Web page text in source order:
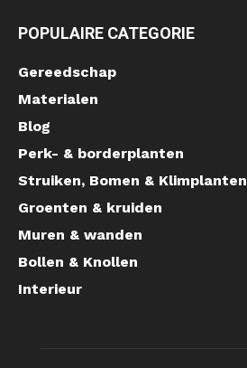
POPULAIRE CATEGORIE
Gereedschap
Materialen
Blog
Perk- & borderplanten
Struiken, Bomen & Klimplanten
Groenten & kruiden
Muren & wanden
Bollen & Knollen
Interieur